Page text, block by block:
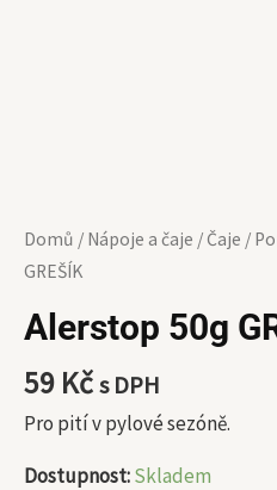
Domů / Nápoje a čaje / Čaje /
GREŠÍK
Alerstop 50g
59 Kčs DPH
Pro pití v pylové sezóně.
Dostupnost:Skladem